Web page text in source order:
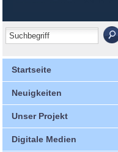
Startseite
Neuigkeiten
Unser Projekt
Digitale Medien